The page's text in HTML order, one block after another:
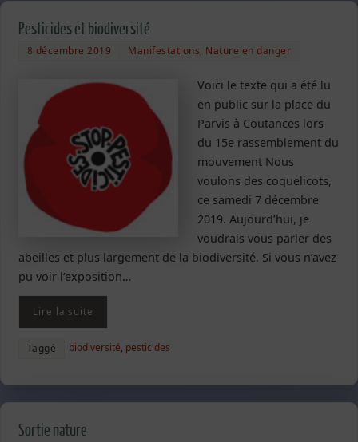
Pesticides et biodiversité
8 décembre 2019 Manifestations, Nature en danger
Voici le texte qui a été lu
en public sur la place du
Parvis à Coutances lors
du 15e rassemblement du
mouvement Nous
voulons des coquelicots,
ce samedi 7 décembre
2019. Aujourd’hui, je
voudrais vous parler des
abeilles et plus largement de la biodiversité. Si vous n’avez
pu voir l’exposition…
Lire la suite
Taggé biodiversité, pesticides
Sortie nature